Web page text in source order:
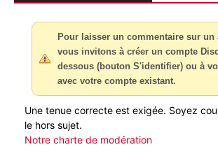
Pour laisser un commentaire sur un
vous invitons à créer un compte
dessous (bouton S'identifier) ou à
avec votre compte existant.
Une tenue correcte est exigée. Soyez
le hors sujet.
Notre charte de modération